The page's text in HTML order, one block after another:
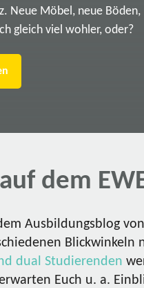
Neue Möbel, neue
gleich viel wohler, oder?
dem
Ausbildungsblog
Blickwinkeln
dual Studierenden
Euch u. a.